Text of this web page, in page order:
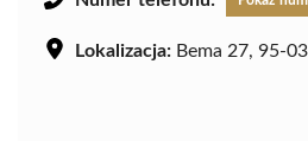
Lokalizacja: Bema 27, 95-